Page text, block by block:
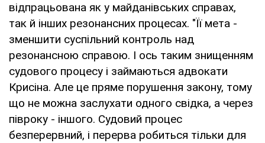
відпрацьована як у майданівських справах,
так й інших резонансних процесах. "Її мета -
зменшити суспільний контроль над
резонансною справою. І ось таким знищенням
судового процесу і займаються адвокати
Крисіна. Але це пряме порушення закону, тому
що не можна заслухати одного свідка, а через
півроку - іншого. Судовий процес
безперервний, і перерва робиться тільки для